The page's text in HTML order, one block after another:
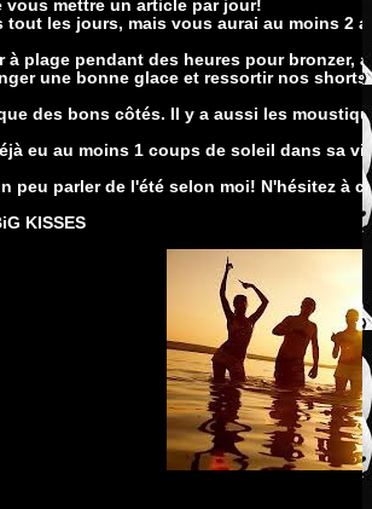
vous mettre un article par jour!
tout les jours, mais vous aurai au moins 2
à plage pendant des heures pour bronzer,
une bonne glace et ressortir nos
des bons côtés. Il y a aussi les
eu au moins 1 coups de soleil dans sa
peu parler de l'été selon moi! N'hésitez à
KISSES